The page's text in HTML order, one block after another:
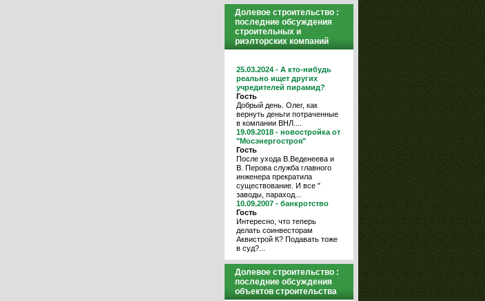
Долевое строительство :
последние обсуждения
строительных и
риэлторских компаний
25.03.2024 - А кто-нибудь
реально ищет других
учредителей пирамид?
Гость
Добрый день. Олег, как
вернуть деньги потраченные
в компании ВНЛ....
19.09.2018 - новостройка от
"Мосэнергостроя"
Гость
После ухода В.Веденеева и
В. Перова служба главного
инженера прекратила
существование. И все "
заводы, параход...
10.09.2007 - банкротство
Гость
Интересно, что теперь
делать соинвесторам
Аквистрой К? Подавать тоже
в суд?...
Долевое строительство :
последние обсуждения
объектов строительства